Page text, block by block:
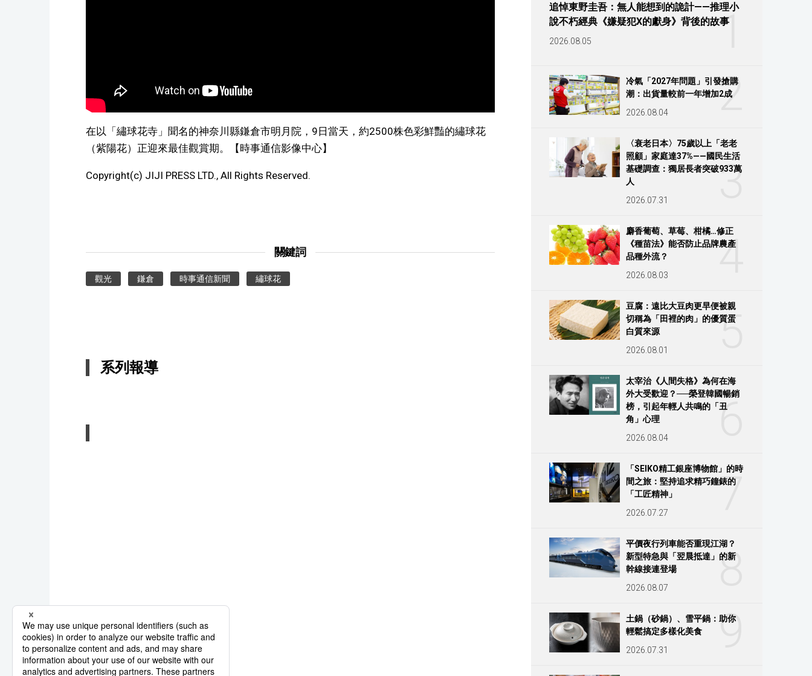
在以「繡球花寺」聞名的神奈川縣鎌倉市明月院，9日當天，約2500株色彩鮮豔的繡球花
（紫陽花）正迎來最佳觀賞期。【時事通信影像中心】
Copyright(c) JIJI PRESS LTD., All Rights Reserved.
關鍵詞
觀光 鎌倉 時事通信新聞 繡球花
系列報導
1
追悼東野圭吾：無人能想到的詭計——推理小
說不朽經典《嫌疑犯X的獻身》背後的故事
2026.08.05
2
冷氣「2027年問題」引發搶購
潮：出貨量較前一年增加2成
2026.08.04
3
〈衰老日本〉75歲以上「老老
照顧」家庭達37%——國民生活
基礎調查：獨居長者突破933萬
人
2026.07.31
4
麝香葡萄、草莓、柑橘…修正
《種苗法》能否防止品牌農產
品種外流？
2026.08.03
5
豆腐：遠比大豆肉更早便被親
切稱為「田裡的肉」的優質蛋
白質來源
2026.08.01
6
太宰治《人間失格》為何在海
外大受歡迎？──榮登韓國暢銷
榜，引起年輕人共鳴的「丑
角」心理
2026.08.04
7
「SEIKO精工銀座博物館」的時
間之旅：堅持追求精巧鐘錶的
「工匠精神」
2026.07.27
8
平價夜行列車能否重現江湖？
新型特急與「翌晨抵達」的新
幹線接連登場
2026.08.07
9
土鍋（砂鍋）、雪平鍋：助你
輕鬆搞定多樣化美食
2026.07.31